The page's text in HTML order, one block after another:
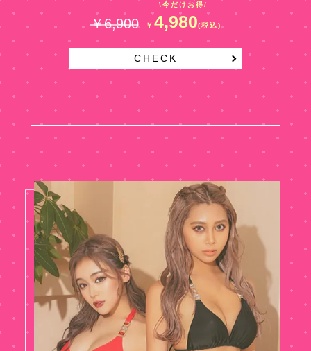
￥6,900
\今だけお得/
￥ 4,980(税込)
CHECK